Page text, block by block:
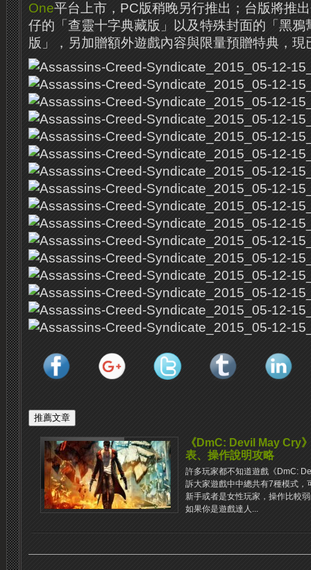
One平台上市，PC版稍晚另行推出；台版將推
仔的「查靈十字典藏版」以及特殊封面的「黑鴉
版」，另加贈額外遊戲內容與限量預贈特典，現
《DmC: Devil May Cry
表、操作說明攻略
許多玩家都不知道遊戲《DmC:
訴大家遊戲中中總共有7種模式，
新手或者是女性玩家，操作比較
如果你是遊戲達人...